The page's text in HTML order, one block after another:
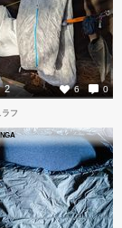
6 0
2
ラフ